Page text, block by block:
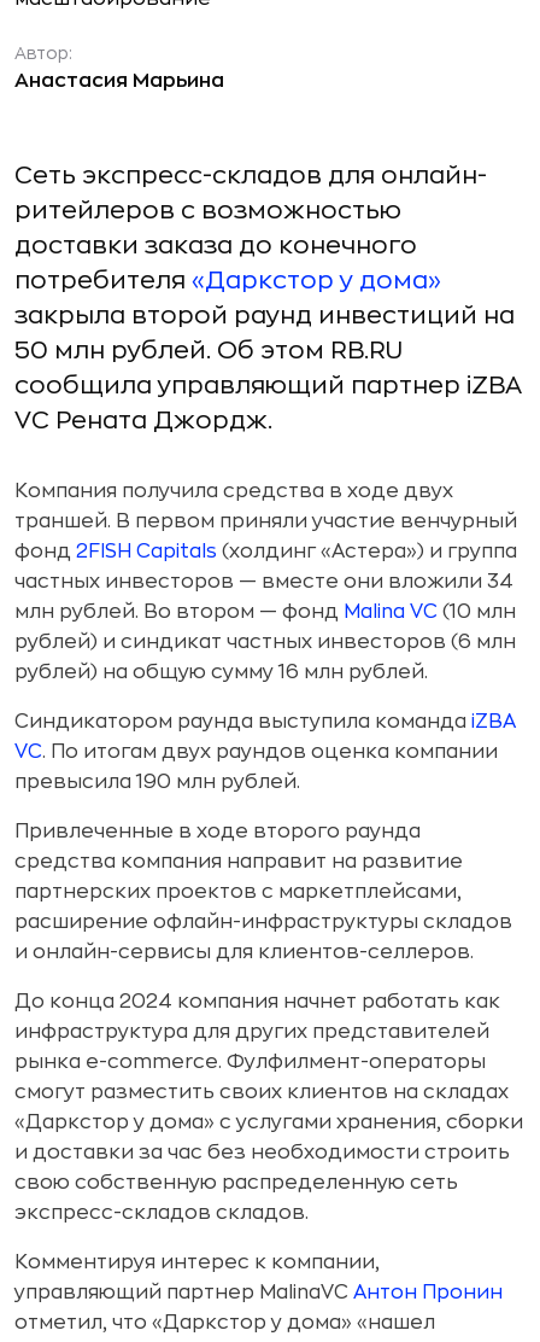
Автор:
Анастасия Марьина
Сеть экспресс-складов для онлайн-
ритейлеров с возможностью
доставки заказа до конечного
потребителя «Даркстор у дома»
закрыла второй раунд инвестиций на
50 млн рублей. Об этом RB.RU
сообщила управляющий партнер iZBA
VC Рената Джордж.
Компания получила средства в ходе двух
траншей. В первом приняли участие венчурный
фонд 2FISH Capitals (холдинг «Астера») и группа
частных инвесторов — вместе они вложили 34
млн рублей. Во втором — фонд Malina VC (10 млн
рублей) и синдикат частных инвесторов (6 млн
рублей) на общую сумму 16 млн рублей.
Синдикатором раунда выступила команда iZBA
VC. По итогам двух раундов оценка компании
превысила 190 млн рублей.
Привлеченные в ходе второго раунда
средства компания направит на развитие
партнерских проектов с маркетплейсами,
расширение офлайн-инфраструктуры складов
и онлайн-сервисы для клиентов-селлеров.
До конца 2024 компания начнет работать как
инфраструктура для других представителей
рынка e-commerce. Фулфилмент-операторы
смогут разместить своих клиентов на складах
«Даркстор у дома» с услугами хранения, сборки
и доставки за час без необходимости строить
свою собственную распределенную сеть
экспресс-складов складов.
Комментируя интерес к компании,
управляющий партнер MalinaVC Антон Пронин
отметил, что «Даркстор у дома» «нашел